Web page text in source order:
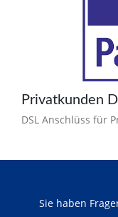
Privatkunden
DSL Anschlüss für
Sie haben